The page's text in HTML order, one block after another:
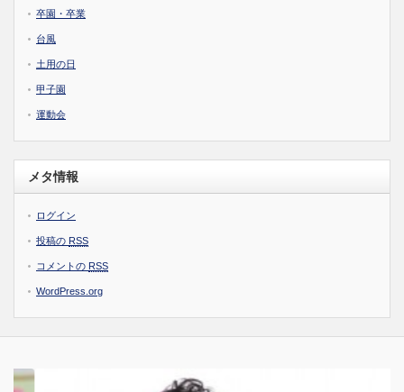
卒園・卒業
台風
土用の日
甲子園
運動会
メタ情報
ログイン
投稿の RSS
コメントの RSS
WordPress.org